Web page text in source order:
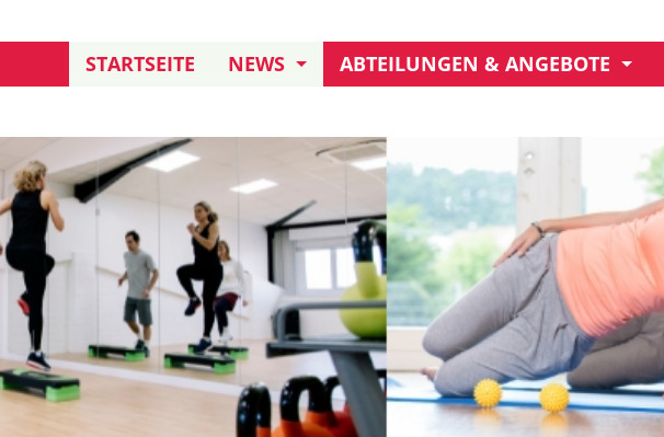
STARTSEITE
NEWS
TERMINE UND AKTIONEN
FREIWILLIGENDIENST
TB IN ERITREA
ABTEILUNGEN & ANGEBOTE
KLETTERN
HANDBALL AKTIVE
HANDBALL JUGEND
BOULE
FUSSBALL
TURNEN